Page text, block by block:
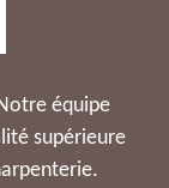
équipe
supérieure